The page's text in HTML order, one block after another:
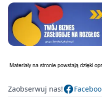
Zaobserwuj nas!